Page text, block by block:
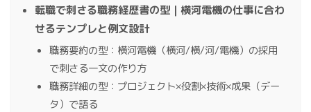
転職で刺さる職務経歴書の型｜横河電機の仕事に合わ
せるテンプレと例文設計
職務要約の型：横河電機（横河/横/河/電機）の採用
で刺さる一文の作り方
職務詳細の型：プロジェクト×役割×技術×成果（デー
タ）で語る